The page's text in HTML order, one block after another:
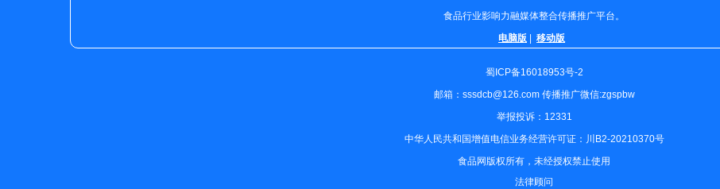
食品行业影响力融媒体整合传播推广平台。
电脑版| 移动版
蜀ICP备16018953号-2
邮箱：sssdcb@126.com 传播推广微信:zgspbw
举报投诉：12331
中华人民共和国增值电信业务经营许可证：川B2-20210370号
食品网版权所有，未经授权禁止使用
法律顾问